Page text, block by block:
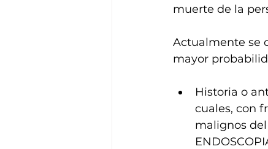
muerte de la
Actualmente se
mayor
Historia o
cuales, con
malignos